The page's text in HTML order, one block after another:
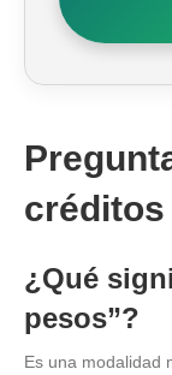
¿Qué
pesos”?
Es una modalidad